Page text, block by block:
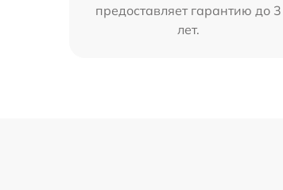
предоставляет гарантию до 3
лет.